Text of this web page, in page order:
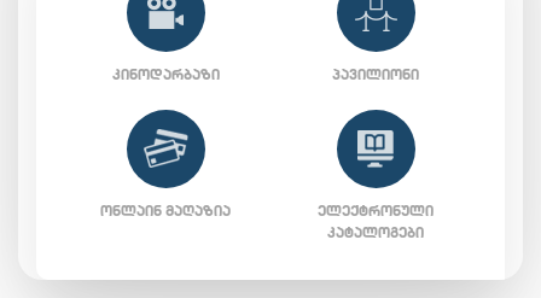
ᲙᲘᲜᲝᲓᲐᲠᲑᲐᲖᲘ ᲞᲐᲕᲘᲚᲘᲝᲜᲘ
ᲝᲜᲚᲐᲘᲜ ᲛᲐᲦᲐᲖᲘᲐ
ᲔᲚᲔᲥᲢᲠᲝᲜᲣᲚᲘ
ᲙᲐᲢᲐᲚᲝᲒᲔᲑᲘ